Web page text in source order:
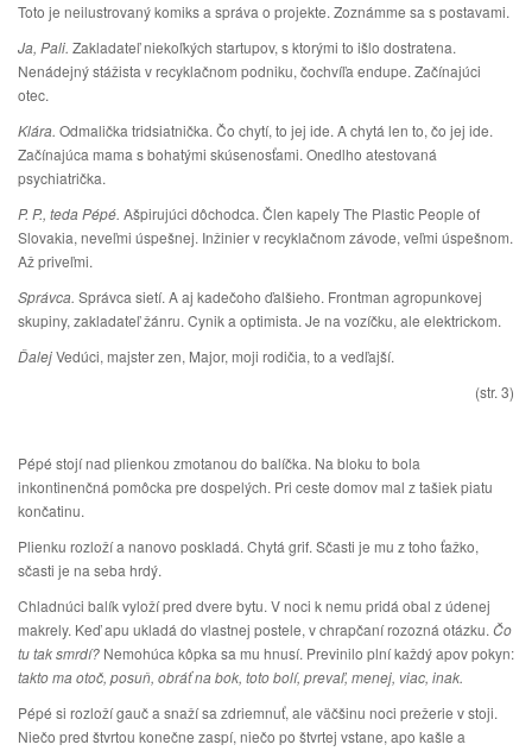
Toto je neilustrovaný komiks a správa o projekte. Zoznámme sa s postavami.
Ja, Pali. Zakladateľ niekoľkých startupov, s ktorými to išlo dostratena.
Nenádejný stážista v recyklačnom podniku, čochvíľa endupe. Začínajúci
otec.
Klára. Odmalička tridsiatnička. Čo chytí, to jej ide. A chytá len to, čo jej ide.
Začínajúca mama s bohatými skúsenosťami. Onedlho atestovaná
psychiatrička.
P. P., teda Pépé. Ašpirujúci dôchodca. Člen kapely The Plastic People of
Slovakia, neveľmi úspešnej. Inžinier v recyklačnom závode, veľmi úspešnom.
Až priveľmi.
Správca. Správca sietí. A aj kadečoho ďalšieho. Frontman agropunkovej
skupiny, zakladateľ žánru. Cynik a optimista. Je na vozíčku, ale elektrickom.
ĎalejVedúci, majster zen, Major, moji rodičia, to a vedľajší.
(str. 3)
Pépé stojí nad plienkou zmotanou do balíčka. Na bloku to bola
inkontinenčná pomôcka pre dospelých. Pri ceste domov mal z tašiek piatu
končatinu.
Plienku rozloží a nanovo poskladá. Chytá grif. Sčasti je mu z toho ťažko,
sčasti je na seba hrdý.
Chladnúci balík vyloží pred dvere bytu. V noci k nemu pridá obal z údenej
makrely. Keď apu ukladá do vlastnej postele, v chrapčaní rozozná otázku. Čo
tu tak smrdí? Nemohúca kôpka sa mu hnusí. Previnilo plní každý apov pokyn:
takto ma otoč, posuň, obráť na bok, toto bolí, prevaľ, menej, viac, inak.
Pépé si rozloží gauč a snaží sa zdriemnuť, ale väčšinu noci prežerie v stoji.
Niečo pred štvrtou konečne zaspí, niečo po štvrtej vstane, apo kašle a